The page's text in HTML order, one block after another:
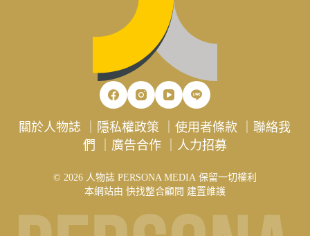
關於人物誌 隱私權政策 ｜使用者條款 ｜聯絡我
們
廣告合作｜ 人力招募
© 2026 人物誌 PERSONA MEDIA 保留一切權利
本網站由 快找整合顧問 建置維護